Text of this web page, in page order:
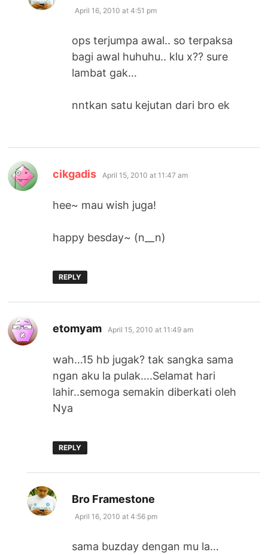
April 16, 2010 at 4:51 pm
ops terjumpa awal.. so terpaksa
bagi awal huhuhu.. klu x?? sure
lambat gak…
nntkan satu kejutan dari bro ek
cikgadis says:
April 15, 2010 at 11:47 am
hee~ mau wish juga!
happy besday~ (n__n)
REPLY
etomyam says:
April 15, 2010 at 11:49 am
wah…15 hb jugak? tak sangka sama
ngan aku la pulak….Selamat hari
lahir..semoga semakin diberkati oleh
Nya
REPLY
Bro Framestone
April 16, 2010 at 4:56 pm
sama buzday dengan mu la…